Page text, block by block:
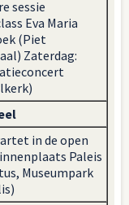
sessie
Eva Maria
(Piet
Zaterdag:
in de open
Paleis
Museumpark